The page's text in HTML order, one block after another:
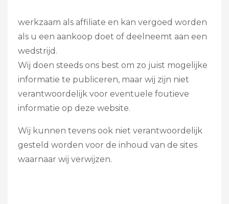
werkzaam als affiliate en kan vergoed worden
als u een aankoop doet of deelneemt aan een
wedstrijd.
Wij doen steeds ons best om zo juist mogelijke
informatie te publiceren, maar wij zijn niet
verantwoordelijk voor eventuele foutieve
informatie op deze website.
Wij kunnen tevens ook niet verantwoordelijk
gesteld worden voor de inhoud van de sites
waarnaar wij verwijzen.